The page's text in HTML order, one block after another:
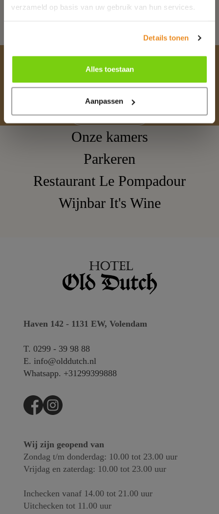
verzameld op basis van uw gebruik van hun services.
Details tonen
Alles toestaan
Aanpassen
Onze kamers
Parkeren
Restaurant Le Pompadour
Wijnbar It's Wine
Haven 142 - 1131 EW, Volendam
T. 0299 - 39 98 88
E. info@olddutch.nl
Whatsapp. +31299399888
Wij zijn geopend van
Zondag t/m donderdag: 10.00 tot 23.00 uur
Vrijdag en zaterdag: 10.00 tot 23.00 uur
Inchecken vanaf 14.00 tot 21.00 uur
Uitchecken tot 11.00 uur
Blijf bij ons
Ontdek Volendam, direct aan het IJsselmeer en
Boek een kamer